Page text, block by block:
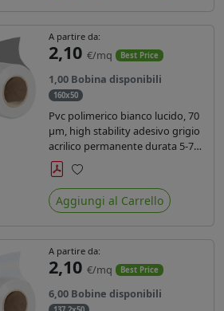
A partire da:
2,10 €/mq Best Price
1,00 Bobina disponibili
160x50
Pvc polimerico bianco lucido, 70
µm, high stability adesivo grigio
acrilico permanente durata 5-7
anni, per stampe con inchiostri
solvente, ecosolvente, UV e latex.
Preferiti
Aggiungi al Carrello
A partire da:
2,10 €/mq Best Price
6,00 Bobine disponibili